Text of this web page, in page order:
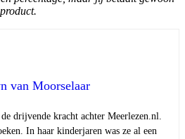
van Moorselaar
drijvende kracht achter Meerlezen.nl.
In haar kinderjaren was ze al een